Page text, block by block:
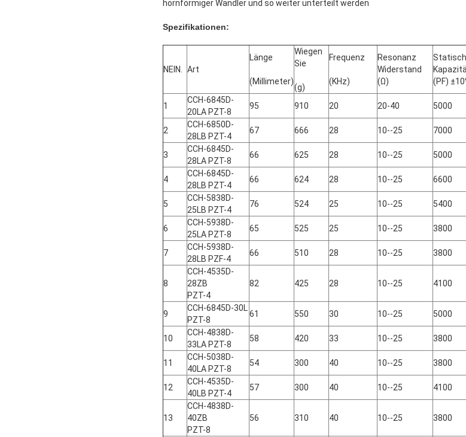
hornförmiger Wandler und so weiter unterteilt werden
Spezifikationen:
NEIN. Art
Länge
(Millimeter)
Wiegen
Sie
(g)
Frequenz
(KHz)
Resonanz
Widerstand
(Ω)
Statisch
(PF)
1
CCH-6845D-
20LA PZT-8
95 910 20 20-40 5000
2
CCH-6850D-
28LB PZT-4
67 666 28 10--25 7000
3
CCH-6845D-
28LA PZT-8
66 625 28 10--25 5000
4
CCH-6845D-
28LB PZT-4
66 624 28 10--25 6600
5
CCH-5838D-
25LB PZT-4
76 524 25 10--25 5400
6
CCH-5938D-
25LA PZT-8
65 525 25 10--25 3800
7
CCH-5938D-
28LB PZF-4
66 510 28 10--25 3800
8
CCH-4535D-
28ZB
PZT-4
82 425 28 10--25 4100
9
CCH-6845D-30L
PZT-8
61 550 30 10--25 5000
10
CCH-4838D-
33LA PZT-8
58 420 33 10--25 3800
11
CCH-5038D-
40LA PZT-8
54 300 40 10--25 3800
12
CCH-4535D-
40LB PZT-4
57 300 40 10--25 4100
13
CCH-4838D-
40ZB
PZT-8
56 310 40 10--25 3800